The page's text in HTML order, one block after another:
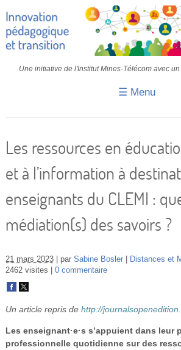
Une initiative de l'Institut Mines-Télécom avec un
☰ Menu
IA
IMT
Colloques
S’inscrire
Se connecter
Les ressources en
et à l’information à
enseignants du CLEMI :
médiation(s) des savoirs ?
21 mars 2023 par Sabine Bosler
Distances et
2462 visites
0 commentaire
Un article repris de http://
Les enseignant·e·s s’appuient dans leur
professionnelle quotidienne sur des